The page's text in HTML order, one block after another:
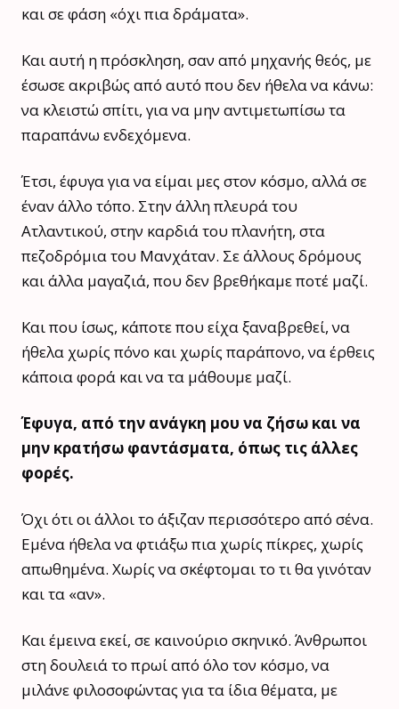
και σε φάση «όχι πια δράματα».
Και αυτή η πρόσκληση, σαν από μηχανής θεός, με
έσωσε ακριβώς από αυτό που δεν ήθελα να κάνω:
να κλειστώ σπίτι, για να μην αντιμετωπίσω τα
παραπάνω ενδεχόμενα.
Έτσι, έφυγα για να είμαι μες στον κόσμο, αλλά σε
έναν άλλο τόπο. Στην άλλη πλευρά του
Ατλαντικού, στην καρδιά του πλανήτη, στα
πεζοδρόμια του Μανχάταν. Σε άλλους δρόμους
και άλλα μαγαζιά, που δεν βρεθήκαμε ποτέ μαζί.
Και που ίσως, κάποτε που είχα ξαναβρεθεί, να
ήθελα χωρίς πόνο και χωρίς παράπονο, να έρθεις
κάποια φορά και να τα μάθουμε μαζί.
Έφυγα, από την ανάγκη μου να ζήσω και να
μην κρατήσω φαντάσματα, όπως τις άλλες
φορές.
Όχι ότι οι άλλοι το άξιζαν περισσότερο από σένα.
Εμένα ήθελα να φτιάξω πια χωρίς πίκρες, χωρίς
απωθημένα. Χωρίς να σκέφτομαι το τι θα γινόταν
και τα «αν».
Και έμεινα εκεί, σε καινούριο σκηνικό. Άνθρωποι
στη δουλειά το πρωί από όλο τον κόσμο, να
μιλάνε φιλοσοφώντας για τα ίδια θέματα, με